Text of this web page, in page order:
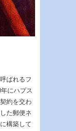
ばれるフ
にハプス
約を交わ
た郵便ネ
構築して